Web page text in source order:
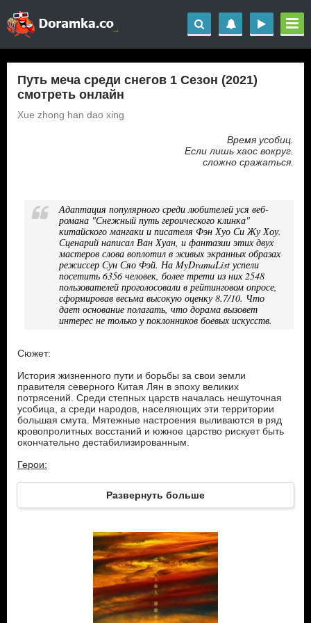
Путь меча среди снегов 1 Сезон (2021)
смотреть онлайн
Xue zhong han dao xing
Время усобиц.
Если лишь хаос вокруг.
сложно сражаться.
Адаптация популярного среди любителей уся веб-
романа "Снежный путь героического клинка"
китайского мангаки и писателя Фэн Хуо Си Жу Хоу.
Сценарий написал Ван Хуан, и фантазии этих двух
мастеров слова воплотил в живых экранных образах
режиссер Сун Сяо Фэй. На MyDramaList успели
посетить 6356 человек, более трети из них 2548
пользователей проголосовали в рейтинговом опросе,
сформировав весьма высокую оценку 8.7/10. Что
дает основание полагать, что дорама вызовет
интерес не только у поклонников боевых искусств.
Сюжет:
История жизненного пути и борьбы за свои земли
правителя северного Китая Лян в эпоху великих
потрясений. Среди степных царств началась нешуточная
усобица, а среди народов, населяющих эти территории
большая смута. Мятежные настроения выливаются в ряд
кровопролитных восстаний и южное царство рискует быть
окончательно дестабилизированным.
Герои:
Сюй Сяо – первый правитель Северного Ляна, великий
Мастер боевых искусств.
Северного Ляна. Достиг поставленных целей и преуспел не
только в военном деле и боевых искусствах, но в большой
политической игре. Хотя многие думали, что он не сможет
быть таким же сильным правителем, как его отец. Но
теперь ему предстоит защитить свои владения от
наступающего врага. Для этого он сумел создать мощную
армию и ее авангард – непобедимую конницу Бэйлян.
Бэйманг – коварный и мощный враг, вторгшийся в пределы
Развернуть больше